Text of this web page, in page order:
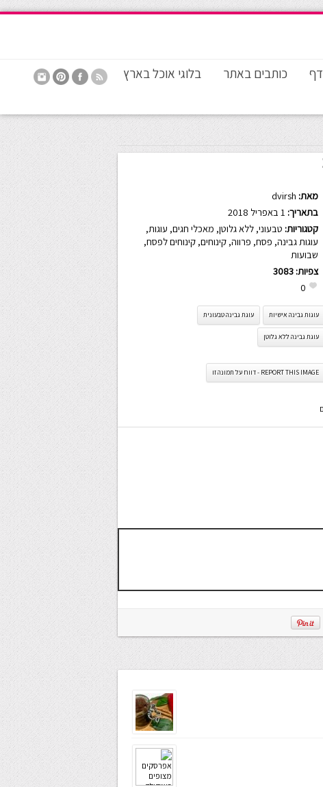
כותבים באתר בלוגי אוכל בארץ
מאת: dvirsh
בתאריך:
קטגוריות: טבעוני, ללא גלוטן, מאכלי חגים, עוגות,
עוגות גבינה, פסח, פרווה, קינוחים, קינוחים לפסח,
שבועות
צפיות: 3083
0
עוגות גבינה אישיות עוגת גבינה טבעונית
עוגת גבינה ללא גלוטן
REPORT THIS IMAGE - דווח על תמונה זו